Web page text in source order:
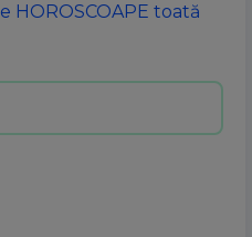
HOROSCOAPE toată